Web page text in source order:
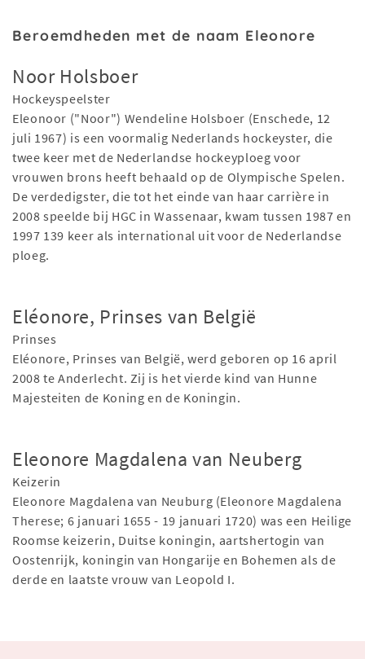
Beroemdheden met de naam Eleonore
Noor Holsboer
Hockeyspeelster
Eleonoor ("Noor") Wendeline Holsboer (Enschede, 12
juli 1967) is een voormalig Nederlands hockeyster, die
twee keer met de Nederlandse hockeyploeg voor
vrouwen brons heeft behaald op de Olympische Spelen.
De verdedigster, die tot het einde van haar carrière in
2008 speelde bij HGC in Wassenaar, kwam tussen 1987 en
1997 139 keer als international uit voor de Nederlandse
ploeg.
Eléonore, Prinses van België
Prinses
Eléonore, Prinses van België, werd geboren op 16 april
2008 te Anderlecht. Zij is het vierde kind van Hunne
Majesteiten de Koning en de Koningin.
Eleonore Magdalena van Neuberg
Keizerin
Eleonore Magdalena van Neuburg (Eleonore Magdalena
Therese; 6 januari 1655 - 19 januari 1720) was een Heilige
Roomse keizerin, Duitse koningin, aartshertogin van
Oostenrijk, koningin van Hongarije en Bohemen als de
derde en laatste vrouw van Leopold I.